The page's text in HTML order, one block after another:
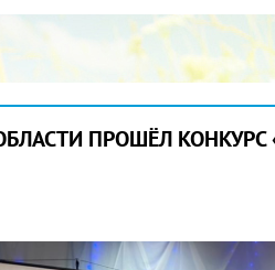
ПРОШЁЛ КОНКУРС